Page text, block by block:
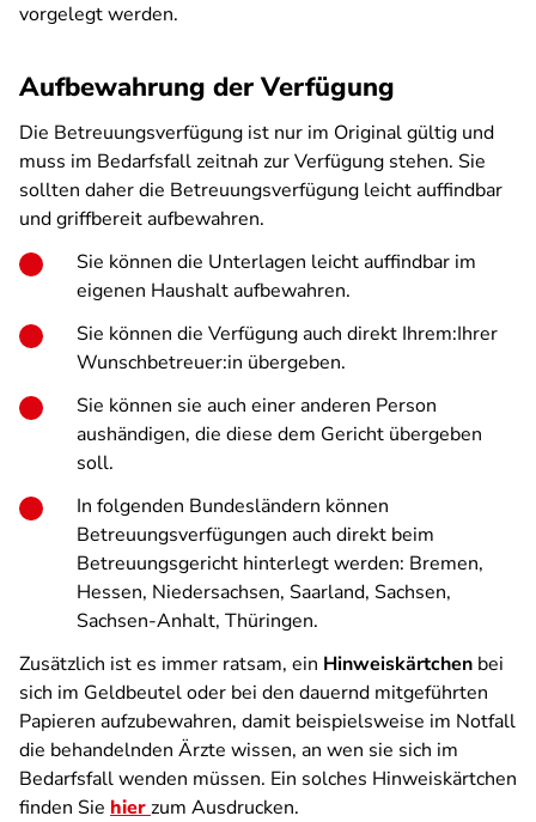
vorgelegt werden.
Aufbewahrung der Verfügung
Die Betreuungsverfügung ist nur im Original gültig und
muss im Bedarfsfall zeitnah zur Verfügung stehen. Sie
sollten daher die Betreuungsverfügung leicht auffindbar
und griffbereit aufbewahren.
Sie können die Unterlagen leicht auffindbar im
eigenen Haushalt aufbewahren.
Sie können die Verfügung auch direkt Ihrem:Ihrer
Wunschbetreuer:in übergeben.
Sie können sie auch einer anderen Person
aushändigen, die diese dem Gericht übergeben
soll.
In folgenden Bundesländern können
Betreuungsverfügungen auch direkt beim
Betreuungsgericht hinterlegt werden: Bremen,
Hessen, Niedersachsen, Saarland, Sachsen,
Sachsen-Anhalt, Thüringen.
Zusätzlich ist es immer ratsam, ein Hinweiskärtchen bei
sich im Geldbeutel oder bei den dauernd mitgeführten
Papieren aufzubewahren, damit beispielsweise im Notfall
die behandelnden Ärzte wissen, an wen sie sich im
Bedarfsfall wenden müssen. Ein solches Hinweiskärtchen
finden Sie hierzum Ausdrucken.